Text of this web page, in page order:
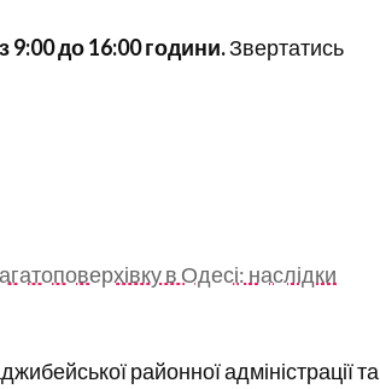
9:00 до 16:00 години.Звертатись
в Одесі: наслідки
районної адміністрації та